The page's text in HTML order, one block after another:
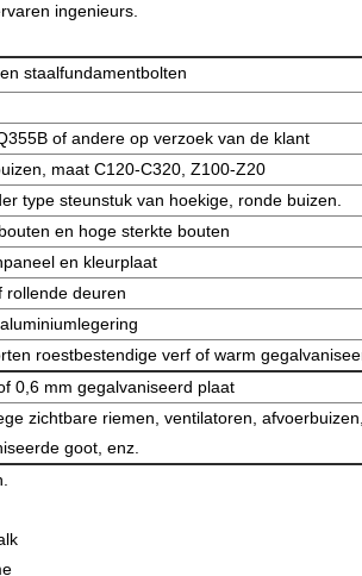
ingenieurs.
staalfundamentbolten
of andere op verzoek van de klant
maat C120-C320, Z100-Z20
type steunstuk van hoekige, ronde buizen.
en hoge sterkte bouten
en kleurplaat
rollende deuren
roestbestendige verf of warm
0,6 mm gegalvaniseerd plaat
zichtbare riemen, ventilatoren, afvoerbuizen,
goot, enz.